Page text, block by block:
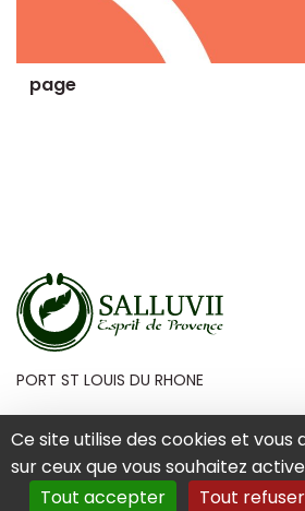
Ce site utilise des cookies et
sur ceux que vous souhaitez
Tout accepter
Tout refuser
page
PORT ST LOUIS DU RHONE
Mentions Légales